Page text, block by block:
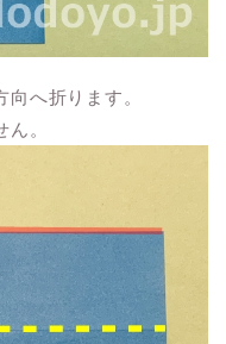
へ折ります。
。